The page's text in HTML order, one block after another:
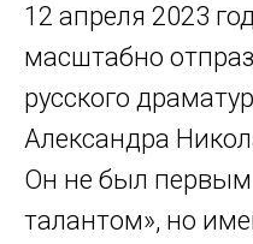
12 апреля 2023
масштабно
русского
Александра
Он не был
талантом», но